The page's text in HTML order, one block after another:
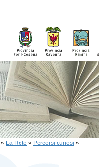
» La Rete » Percorsi curiosi »